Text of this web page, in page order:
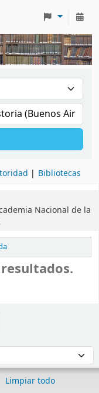
Bibliotecas
Nacional de la
Limpiar todo